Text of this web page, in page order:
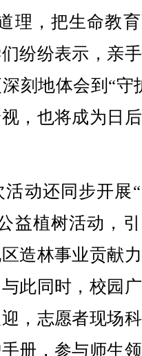
理，把生命教
纷纷表示，亲
刻地体会到“守
，也将成为日
动还同步开展“
益植树活动，
造林事业贡献
此同时，校园
，志愿者现场
册，参与师生